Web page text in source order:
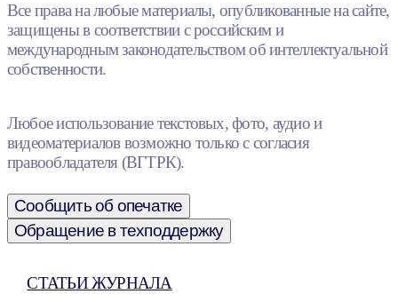
Все права на любые материалы, опубликованные на сайте,
защищены в соответствии с российским и
международным законодательством об интеллектуальной
собственности.
Любое использование текстовых, фото, аудио и
видеоматериалов возможно только с согласия
правообладателя (ВГТРК).
Сообщить об опечатке
Обращение в техподдержку
СТАТЬИ ЖУРНАЛА